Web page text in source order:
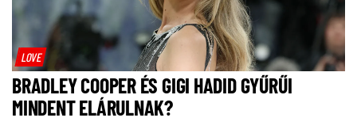
LOVE
BRADLEY COOPER ÉS GIGI HADID GYŰRŰI
MINDENT ELÁRULNAK?